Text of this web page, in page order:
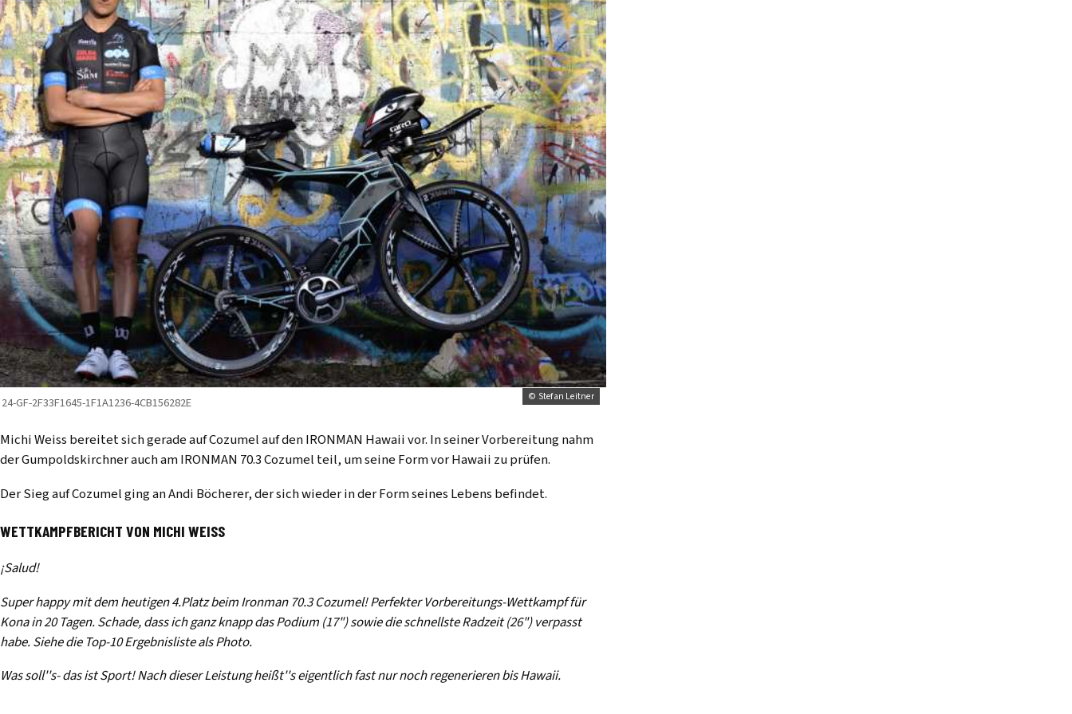
© Stefan Leitner
24-GF-2F33F1645-1F1A1236-4CB156282E
Michi Weiss bereitet sich gerade auf Cozumel auf den IRONMAN Hawaii vor. In seiner Vorbereitung nahm
der Gumpoldskirchner auch am IRONMAN 70.3 Cozumel teil, um seine Form vor Hawaii zu prüfen.
Der Sieg auf Cozumel ging an Andi Böcherer, der sich wieder in der Form seines Lebens befindet.
WETTKAMPFBERICHT VON MICHI WEISS
¡Salud!
Super happy mit dem heutigen 4.Platz beim Ironman 70.3 Cozumel! Perfekter Vorbereitungs-Wettkampf für
Kona in 20 Tagen. Schade, dass ich ganz knapp das Podium (17") sowie die schnellste Radzeit (26") verpasst
habe. Siehe die Top-10 Ergebnisliste als Photo.
Was soll''s- das ist Sport! Nach dieser Leistung heißt''s eigentlich fast nur noch regenerieren bis Hawaii.